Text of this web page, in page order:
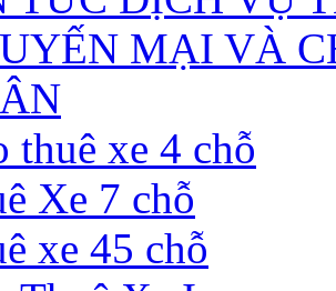
MẠI VÀ
thuê xe 4 chỗ
Xe 7 chỗ
xe 45 chỗ